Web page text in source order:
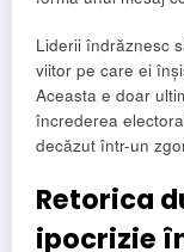
Liderii îndrăznesc
viitor pe care ei
Aceasta e doar
încrederea
decăzut într-un
Retorica
ipocrizie